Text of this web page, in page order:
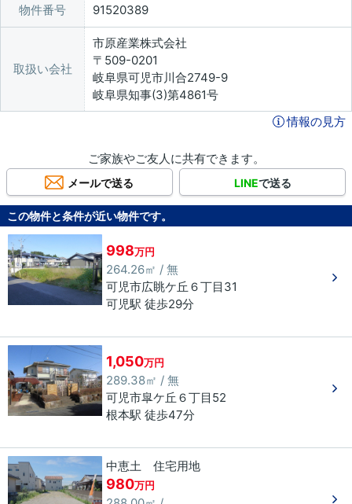
物件番号 91520389
取扱い会社
市原産業株式会社
〒509-0201
岐阜県可児市川合2749-9
岐阜県知事(3)第4861号
情報の見方
ご家族やご友人に共有できます。
メールで送る LINEで送る
この物件と条件が近い物件です。
998万円
264.26㎡ / 無
可児市広眺ケ丘 ６丁目 31
可児駅 徒歩29分
1,050万円
289.38㎡ / 無
可児市皐ケ丘 ６丁目 52
根本駅 徒歩47分
中恵土 住宅用地
980万円